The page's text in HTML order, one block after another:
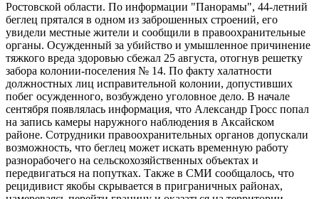
Ростовской области. По информации "Панорамы", 44-летний
беглец прятался в одном из заброшенных строений, его
увидели местные жители и сообщили в правоохранительные
органы. Осужденный за убийство и умышленное причинение
тяжкого вреда здоровью сбежал 25 августа, отогнув решетку
забора колонии-поселения № 14. По факту халатности
должностных лиц исправительной колонии, допустивших
побег осужденного, возбуждено уголовное дело. В начале
сентября появлялась информация, что Александр Гросс попал
на запись камеры наружного наблюдения в Аксайском
районе. Сотрудники правоохранительных органов допускали
возможность, что беглец может искать временную работу
разнорабочего на сельскохозяйственных объектах и
передвигаться на попутках. Также в СМИ сообщалось, что
рецидивист якобы скрывается в приграничных районах,